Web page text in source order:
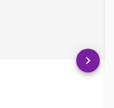
keyboard_arrow_right